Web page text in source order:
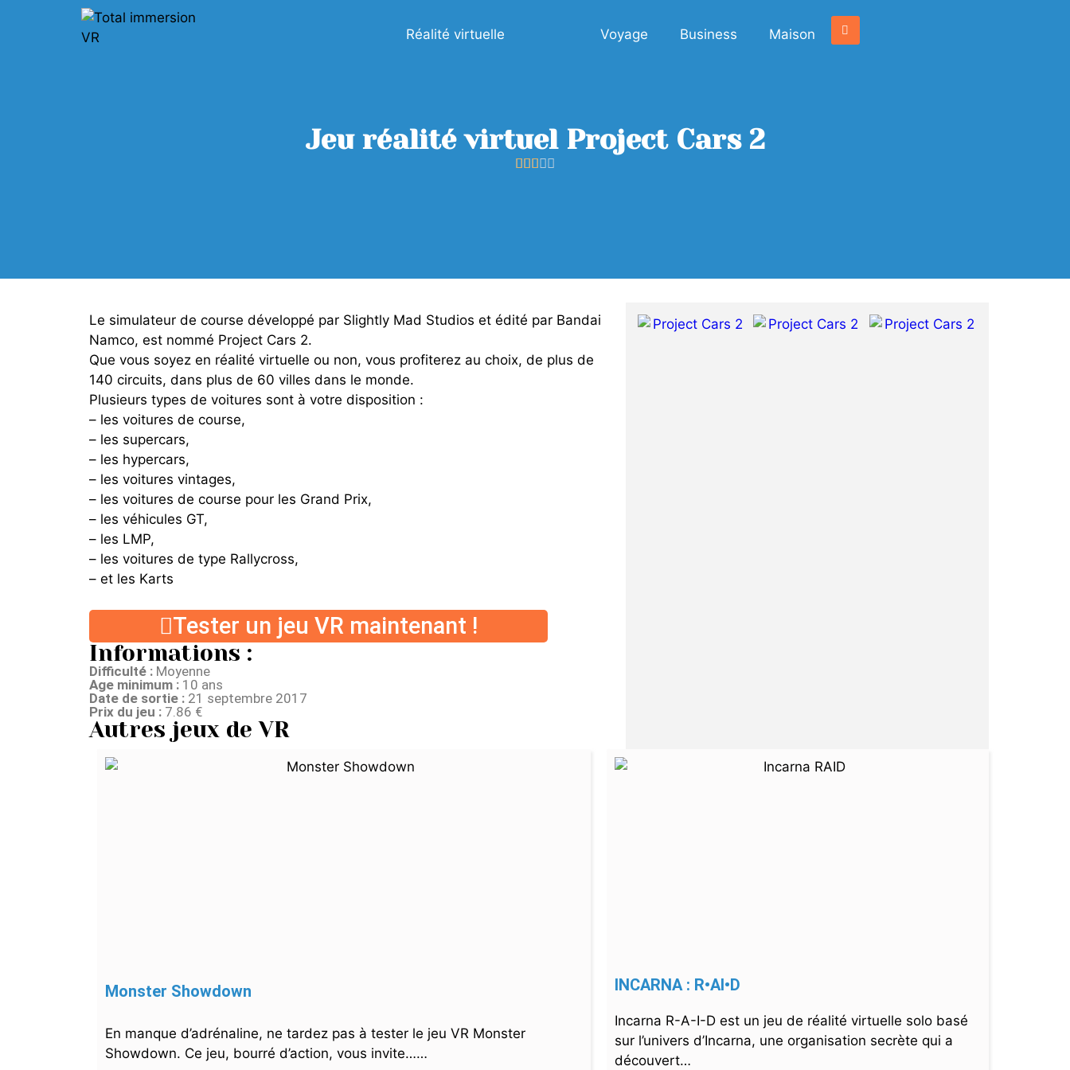
Réalité virtuelle Voyage Business Maison
Jeu réalité virtuel Project Cars 2

Le simulateur de course développé par Slightly Mad Studios et édité par Bandai
Namco, est nommé Project Cars 2.
Que vous soyez en réalité virtuelle ou non, vous profiterez au choix, de plus de
140 circuits, dans plus de 60 villes dans le monde.
Plusieurs types de voitures sont à votre disposition :
– les voitures de course,
– les supercars,
– les hypercars,
– les voitures vintages,
– les voitures de course pour les Grand Prix,
– les véhicules GT,
– les LMP,
– les voitures de type Rallycross,
– et les Karts
Tester un jeu VR maintenant !
Informations :
Difficulté : Moyenne
Age minimum : 10 ans
Date de sortie : 21 septembre 2017
Prix du jeu : 7.86 €
Autres jeux de VR
Monster Showdown
En manque d’adrénaline, ne tardez pas à tester le jeu VR Monster
Showdown. Ce jeu, bourré d’action, vous invite……
INCARNA : R•AI•D
Incarna R-A-I-D est un jeu de réalité virtuelle solo basé
sur l’univers d’Incarna, une organisation secrète qui a
découvert…